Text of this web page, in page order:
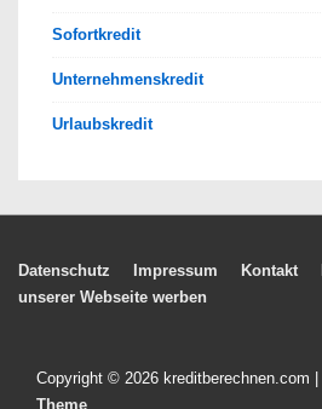
Sofortkredit
Unternehmenskredit
Urlaubskredit
Footer-
Datenschutz Impressum Kontakt
unserer Webseite werben
Copyright © 2026 kreditberechnen.com
Theme